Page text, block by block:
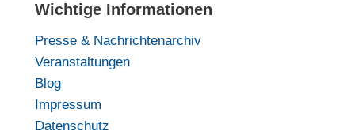
Wichtige Informationen
Presse & Nachrichtenarchiv
Veranstaltungen
Blog
Impressum
Datenschutz